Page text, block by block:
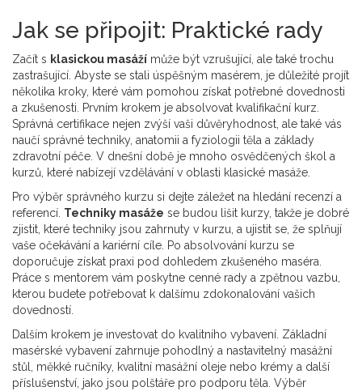
Jak se připojit: Praktické rady
Začít s klasickou masáží může být vzrušující, ale také trochu
zastrašující. Abyste se stali úspěšným masérem, je důležité projít
několika kroky, které vám pomohou získat potřebné dovednosti
a zkušenosti. Prvním krokem je absolvovat kvalifikační kurz.
Správná certifikace nejen zvýší vaši důvěryhodnost, ale také vás
naučí správné techniky, anatomii a fyziologii těla a základy
zdravotní péče. V dnešní době je mnoho osvědčených škol a
kurzů, které nabízejí vzdělávání v oblasti klasické masáže.
Pro výběr správného kurzu si dejte záležet na hledání recenzí a
referencí. Techniky masáže se budou lišit kurzy, takže je dobré
zjistit, které techniky jsou zahrnuty v kurzu, a ujistit se, že splňují
vaše očekávání a kariérní cíle. Po absolvování kurzu se
doporučuje získat praxi pod dohledem zkušeného maséra.
Práce s mentorem vám poskytne cenné rady a zpětnou vazbu,
kterou budete potřebovat k dalšímu zdokonalování vašich
dovedností.
Dalším krokem je investovat do kvalitního vybavení. Základní
masérské vybavení zahrnuje pohodlný a nastavitelný masážní
stůl, měkké ručníky, kvalitní masážní oleje nebo krémy a další
příslušenství, jako jsou polštáře pro podporu těla. Výběr